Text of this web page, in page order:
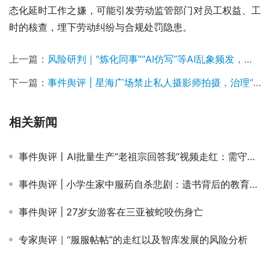
态化延时工作之嫌，可能引发劳动监管部门对员工权益、工
时的核查，埋下劳动纠纷与合规处罚隐患。
上一篇： 风险研判｜“炼化同事”“AI仿写”等AI乱象频发，潜藏多重风险
下一篇： 事件舆评 | 星海广场禁止私人摄影师拍摄，治理“野摄”莫要伤了公信
相关新闻
事件舆评丨AI批量生产“老祖宗回答我”视频走红：需守住创作边界
事件舆评 | 小学生家中服药自杀悲剧：遗书背后的教育反思与家庭守护之责
事件舆评 | 27岁女游客在三亚被蛇咬伤身亡
专家舆评｜“服服帖帖”的走红以及智库发展的风险分析